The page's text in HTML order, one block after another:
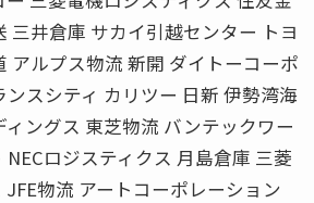
三井倉庫 サカイ引越センター トヨ
アルプス物流 新開 ダイトーコーポ
ンスシティ カリツー 日新 伊勢湾海
ングス 東芝物流 バンテックワー
ロジスティクス 月島倉庫 三菱
物流 アートコーポレーション